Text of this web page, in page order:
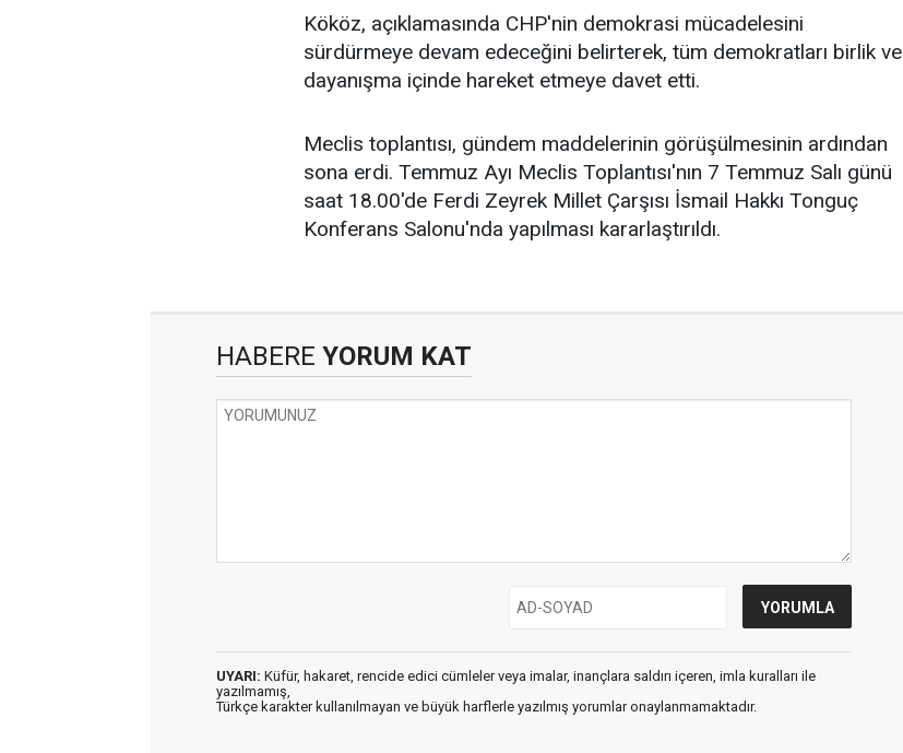
Kököz, açıklamasında CHP'nin demokrasi mücadelesini
sürdürmeye devam edeceğini belirterek, tüm demokratları birlik ve
dayanışma içinde hareket etmeye davet etti.
Meclis toplantısı, gündem maddelerinin görüşülmesinin ardından
sona erdi. Temmuz Ayı Meclis Toplantısı'nın 7 Temmuz Salı günü
saat 18.00'de Ferdi Zeyrek Millet Çarşısı İsmail Hakkı Tonguç
Konferans Salonu'nda yapılması kararlaştırıldı.
HABERE YORUM KAT
UYARI: Küfür, hakaret, rencide edici cümleler veya imalar, inançlara saldırı içeren, imla kuralları ile
yazılmamış,
Türkçe karakter kullanılmayan ve büyük harflerle yazılmış yorumlar onaylanmamaktadır.